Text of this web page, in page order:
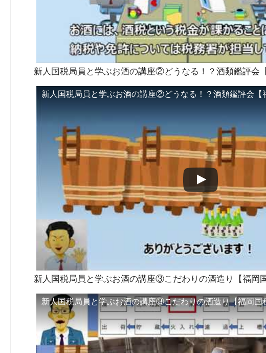
新人国税局員と学ぶお酒の講座②どうなる！？酒類鑑評会
新人国税局員と学ぶお酒の講座②どうなる！？酒類鑑評会【
新人国税局員と学ぶお酒の講座③こだわりの酒造り【福岡
新人国税局員と学ぶお酒の講座③こだわりの酒造り【福岡国